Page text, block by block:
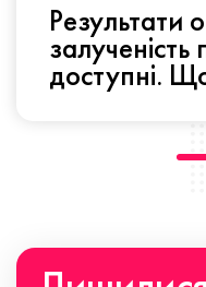
Результати
залученість
доступні.